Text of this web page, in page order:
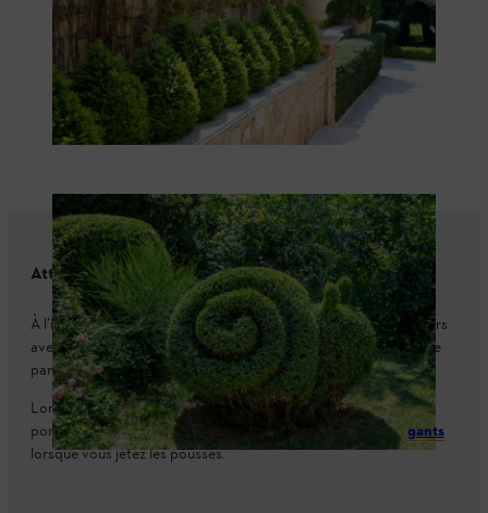
Attention aux haies toxiques
À l’instar d’autres buissons et haies, le buis est toxique. Les foyers
avec des enfants et des animaux domestiques doivent donc être
particulièrement prudents.
Lors de la conception et de l’entretien de votre buis, veillez à
porter des vêtements de protection adaptés et portez des gants
lorsque vous jetez les pousses.